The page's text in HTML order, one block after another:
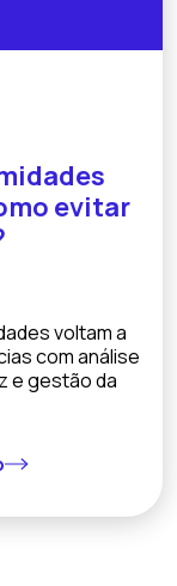
evitar
voltam a
com análise
e gestão da